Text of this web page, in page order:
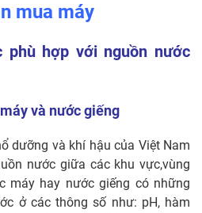
mua máy
phù hợp với nguồn nước
và nước giếng
dưỡng và khí hậu của Việt Nam
nước giữa các khu vực,vùng
máy hay nước giếng có những
ở các thông số như: pH, hàm